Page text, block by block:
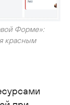
Форме»:
красным